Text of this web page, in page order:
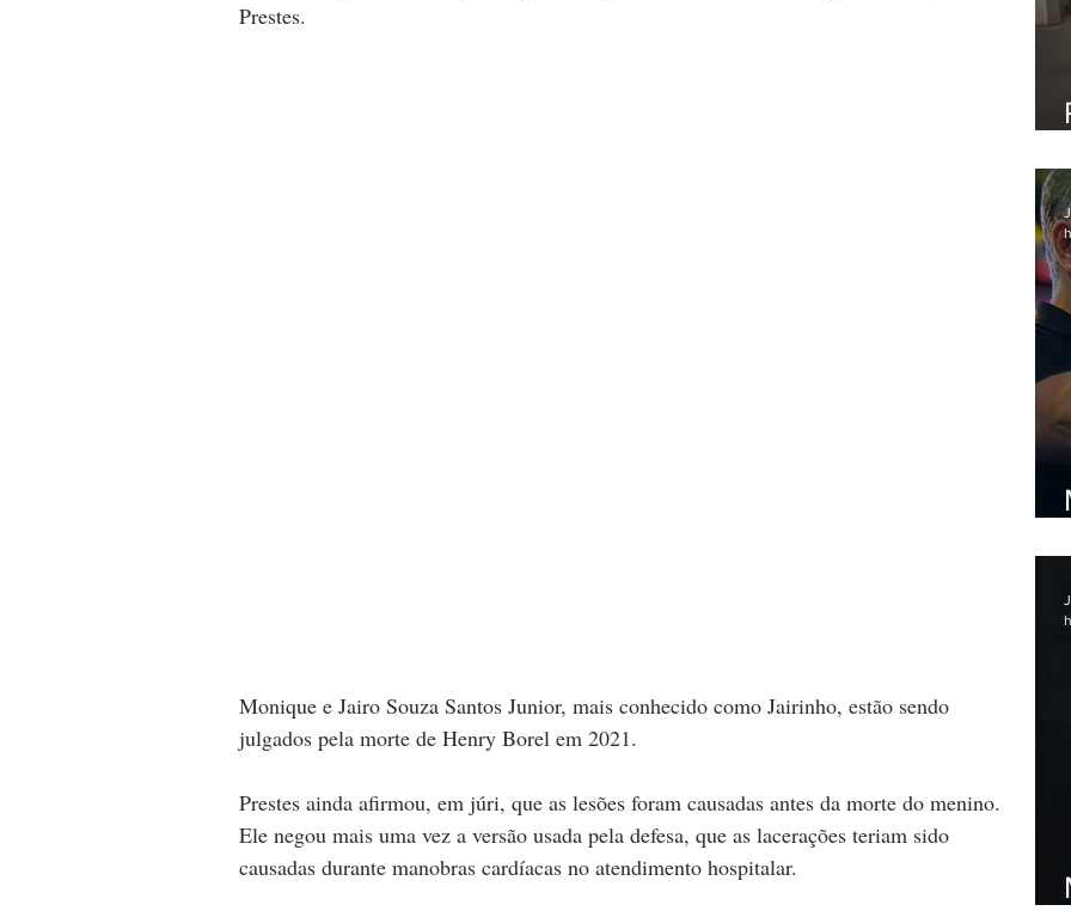
Prestes.
Monique e Jairo Souza Santos Junior, mais conhecido como Jairinho, estão sendo
julgados pela morte de Henry Borel em 2021.
Prestes ainda afirmou, em júri, que as lesões foram causadas antes da morte do menino.
Ele negou mais uma vez a versão usada pela defesa, que as lacerações teriam sido
causadas durante manobras cardíacas no atendimento hospitalar.